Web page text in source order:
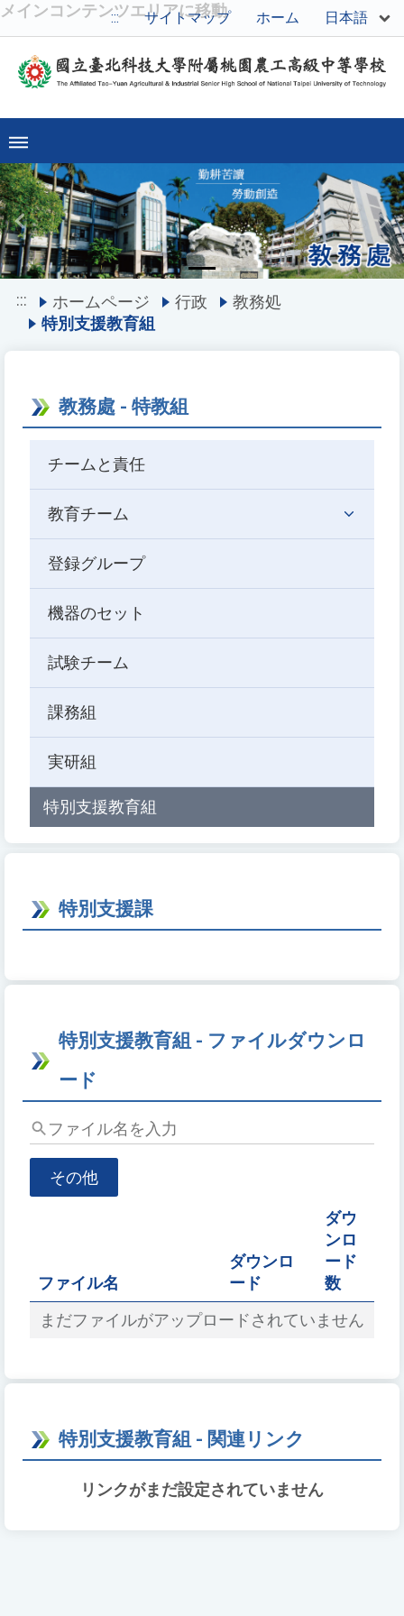
メインコンテンツエリアに移動
::: サイトマップ ホーム 日本語
Previous
::: ホームページ 行政
教務処
特別支援教育組
教務處 - 特教組
チームと責任
教育チーム
登録グループ
機器のセット
試験チーム
課務組
実研組
特別支援教育組
特別支援課
特別支援教育組 - ファイルダウンロ
ード
フ
ァ
力
その他
ファイル名
ダウンロ
ード
ダウ
ンロ
ード
数
まだファイルがアップロードされていません
特別支援教育組 - 関連リンク
リンクがまだ設定されていません